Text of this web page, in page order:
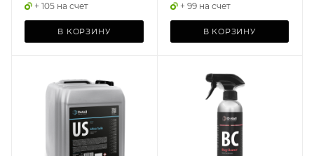
+ 105 на счет
В КОРЗИНУ
+ 99 на счет
В КОРЗИНУ